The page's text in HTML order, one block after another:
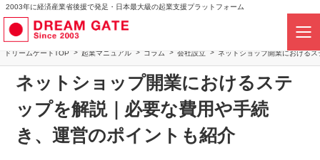
2003年に経済産業省後援で発足・日本最大級の起業支援プラットフォーム
ドリームゲートTOP 起業マニュアル コラム 会社設立 ネットショップ開業における
ネットショップ開業におけるステ
ップを解説｜必要な費用や手続
き、運営のポイントも紹介